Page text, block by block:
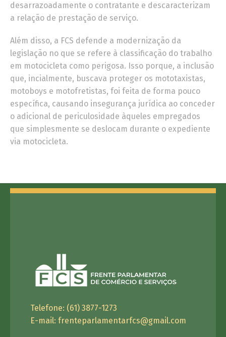
desarrazoadamente o contratante e descaracterizam
a relação de prestação de serviço.
Além disso, a FCS defende a modernização da
legislação no que se refere à classificação do trabalho
em motocicleta como perigosa. Isso porque, a inclusão
que, incialmente, buscava proteger os mototaxistas,
motoboys e motofretistas, foi feita de forma pouco
específica, causando insegurança jurídica ao conceder
o adicional de periculosidade àqueles empregados
que simplesmente se deslocam durante o expediente
via motocicleta.
Telefone: (61) 3877-1273
E-mail: frenteparlamentarfcs@gmail.com